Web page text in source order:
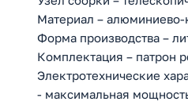
Материал –
Форма производства –
Комплектация – патрон
Электротехнические
- максимальная